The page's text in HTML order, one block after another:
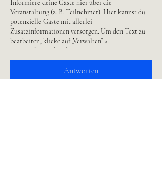
Informiere deine Gäste hier über die
Veranstaltung (z. B. Teilnehmer). Hier kannst du
potenzielle Gäste mit allerlei
Zusatzinformationen versorgen. Um den Text zu
bearbeiten, klicke auf „Verwalten” >
Veranstaltungsdetails.
Nutze diesen Absatz, um Gäste über deine
Veranstaltung zu informieren (z. B. Teilnehmer).
Antworten